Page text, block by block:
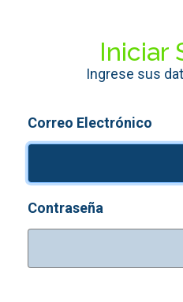
Iniciar
Ingrese sus
Correo Electrónico
Contraseña